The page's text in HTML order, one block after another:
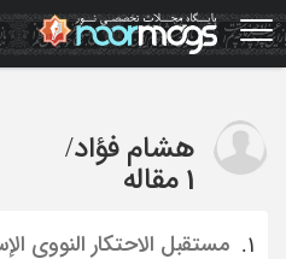
Skip
to
main
هشام فؤاد/
1 مقاله
1.
مستقبل الاحتکار النووی